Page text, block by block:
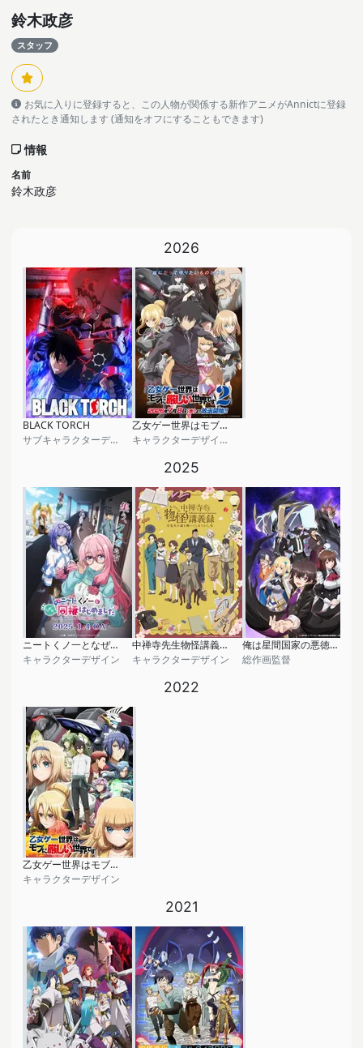
鈴木政彦
スタッフ
お気に入りに登録すると、この人物が関係する新作アニメがAnnictに登録
されたとき通知します (通知をオフにすることもできます)
情報
名前
鈴木政彦
2026
BLACK TORCH
サブキャラクターデザイン
乙女ゲー世界はモブに厳しい世界です2
キャラクターデザイン, 総作画監督
2025
ニートくノ一となぜか同棲はじめました
キャラクターデザイン
中禅寺先生物怪講義録 先生が謎を解いてしまうから。
キャラクターデザイン
俺は星間国家の悪徳領主！
総作画監督
2022
乙女ゲー世界はモブに厳しい世界です
キャラクターデザイン
2021